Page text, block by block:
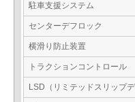
駐車支援システム
センターデフロック
横滑り防止装置
トラクションコントロール
LSD（リミテッドスリップデ